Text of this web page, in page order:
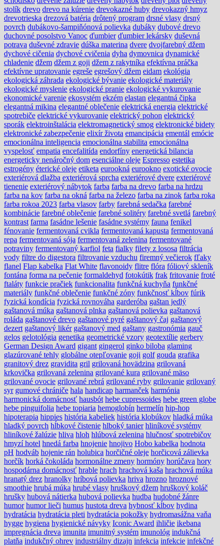
stolík drevo drevo na kúrenie drevokazné huby drevokazný hmyz
drevotrieska drezová batéria drôtený program drsné vlasy drsný
povrch dubákovo-šampiňónová polievka dubáky dubové drevo
duchovné posolstvo Vanoc ďumbier ďumbier lekársky duševná
potrava duševné zdravie dúška materina dvere dvojfarebný džem
dychové cičenia dychové cvičenia dyha dymovnica dynamické
chladenie džem džem z goji džem z rakytníka efektívna práčka
efektívne upratovanie egreše egrešový džem eidam ekológia
ekologická záhrada ekologické bývanie ekologické materiály
ekologické myslenie ekologické pranie ekologické vykurovanie
ekonomické varenie ekosystém ekzém elastan elegantná čipka
elegantná mikina elegantné oblečenie elektrická energia elektrické
spotrebiče elektrické vykurovanie elektrický pohon elektrický
sporák elektroinštalácia elektromagnetický smog elektronické bidety
elektronické zabezpečenie elixír života emancipácia ementál emócie
emocionálna inteligencia emocionálna stabilita emocionálna
vyspelosť empatia encefalitída endorfíny energetická bilancia
energeticky nenáročný dom esenciálne oleje Espresso estetika
estrogény éterické oleje etiketa eurookná eurookno exotické ovocie
exteriérová dlažba exteriérová sprcha exteriérové dvere exteriérové
tienenie exteriérový nábytok farba farba na drevo farba na hrdzu
farba na kov farba na okná farba na železo farba na zinok farba roka
farba rokoa 2023 farba vlasov farby farebná sedačka farebné
kombinácie farebné oblečenie farebné solitéry farebné svetlá farebný
kontrast farma fasádne lešenie fasádne systémy fauna fenikel
fénovanie fermentovaná cvikla fermentovaná kapusta fermentovaná
repa fermentovaná sója fermentovaná zelenina fermentované
potraviny fermentovaný karfiol feta fialky filety z lososa filtrácia
vody filtre do digestora filtrovanie vzduchu firemný večierok fľaky
flanel Flap kabelka Flat White flavonoidy flitre flóra fóliový skleník
fontána forma na pečenie formaldehyd fotokútik frak fritovanie froté
ftaláty funkcie pračiek funkcionalita funkčná kuchyňa funkčné
materiály funkčné oblečenie funkčné zóny funkčnosť kĺbov fúrik
fyzická kondícia fyzická rovnováha garderóba gaštan jedlý
gaštanová múka gaštanová plnka gaštanová polievka gaštanová
roláda gaštanové drevo gaštanové pyré gaštanový čaj gaštanový
dezert gaštanový likér gaštanový med gaštany gastronómia gauč
gelos gelotológia genetika geometrické vzory geotextílie gerbery
German Design Award gigant gingerol ginko biloba glaming
glazúrované tehly globálne otepľovanie goji golf gouda grafika
granitový drez gravidita gril grilovaná hovädzina grilovaná
krkovička grilovaná zelenina grilované kura grilované mäso
grilované ovocie grilované rebrá grilované ryby grilovanie grilovaný
syr gumové chrániče hala handicap harmanček harmónia
harmonická domácnosť hausbót hebe cupressoides hebe green globe
hebe pinguifolia hebe topiaria hemoglobín hermelín hip-hop
hipoterapia hippies história kabeliek história klobúkov hladká múka
hladký povrch hĺbkové čistenie hlboký tanier hliníkové systémy
hliníkové žalúzie hliva hloh hlúbová zelenina hlučnosť spotrebičov
hmyzí hotel hnedá farba hnojenie hnojivo Hobo kabelka hodnota
pH hodváb hojenie rán holubica horčičné oleje horčicová zálievka
horčík horká čokoláda hormonálne zmeny hormóny horúčava hory
hospodárna domácnosť hrable hrach hrachová kaša hrachová múka
hranatý drez hranolky hríbová polievka hriva hrozno hroznové
smoothie hrubá múka hrubé vlasy hruškový džem hruškový koláč
hrušky hubová nátierka hubová polievka hudba hudobné žánre
humor humor lieči humus hustota dreva hybnosť kĺbov hydina
hydratácia hydratácia pleti hydratácia pokožky hydromasážna vaňa
hygge hygiena hygienické návyky Iconic Award ihličie ikebana
impregnácia dreva imunita imunitný systém imunológ indukčná
platňa indukčný ohrev industriálny dizajn infekcia infekcie infekčné